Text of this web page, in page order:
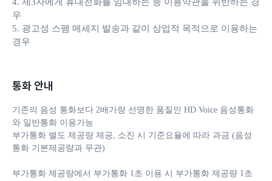
우
5. 광고성 스팸 메세지 발송과 같이 상업적 목적으로 이용하는
경우
통화 안내
기존의 음성 통화보다 2배가량 선명한 품질인 HD Voice 음성통화
와 일반통화 이용가능
부가통화 별도 제공량 제공, 소진 시 기준요율에 따라 과금 (음성
통화 기본제공량과 무관)
부가통화 제공량에서 부가통화 1초 이용 시 부가통화 제공량 1초